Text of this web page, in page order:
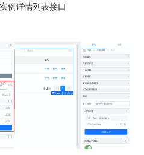
例详情列表接口